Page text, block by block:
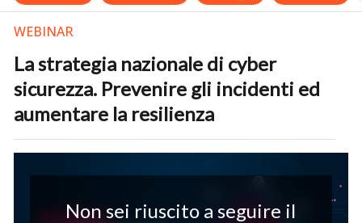
WEBINAR
La strategia nazionale di cyber
sicurezza. Prevenire gli incidenti ed
aumentare la resilienza
Non sei riuscito a seguire il